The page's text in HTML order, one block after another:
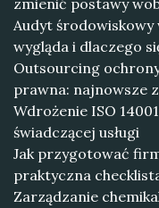
zmienić postawy
Audyt
wygląda i dlaczego
Outsourcing
prawna: najnowsze
Wdrożenie ISO
świadczącej usługi
Jak przygotować
praktyczna
Zarządzanie